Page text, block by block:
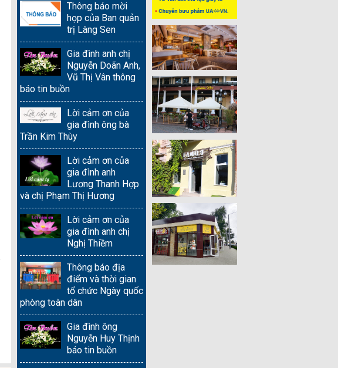
Thông báo mời
họp của Ban quản
trị Làng Sen
Gia đình anh chị
Nguyễn Doãn Anh,
Vũ Thị Vân thông
báo tin buồn
Lời cảm ơn của
gia đình ông bà
Trần Kim Thùy
Lời cảm ơn của
gia đình anh
Lương Thanh Hợp
và chị Phạm Thị Hương
Lời cảm ơn của
gia đình anh chị
Nghị Thiềm
Thông báo địa
điểm và thời gian
tổ chức Ngày quốc
phòng toàn dân
Gia đình ông
Nguyễn Huy Thịnh
báo tin buồn